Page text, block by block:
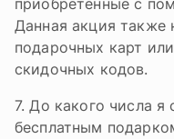
приобретенные с
Данная акция также
подарочных карт
скидочных кодов.
7. До какого числа я
бесплатным